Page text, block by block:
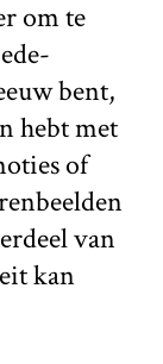
om te
bent,
hebt met
of
van
kan